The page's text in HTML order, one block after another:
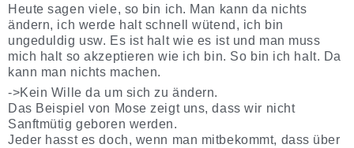
Heute sagen viele, so bin ich. Man kann da nichts
ändern, ich werde halt schnell wütend, ich bin
ungeduldig usw. Es ist halt wie es ist und man muss
mich halt so akzeptieren wie ich bin. So bin ich halt. Da
kann man nichts machen.
->Kein Wille da um sich zu ändern.
Das Beispiel von Mose zeigt uns, dass wir nicht
Sanftmütig geboren werden.
Jeder hasst es doch, wenn man mitbekommt, dass über